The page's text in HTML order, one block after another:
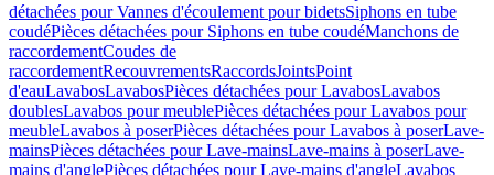
détachées pour Vannes d'écoulement pour bidetsSiphons en tube
coudéPièces détachées pour Siphons en tube coudéManchons de
raccordementCoudes de
raccordementRecouvrementsRaccordsJointsPoint
d'eauLavabosLavabosPièces détachées pour LavabosLavabos
doublesLavabos pour meublePièces détachées pour Lavabos pour
meubleLavabos à poserPièces détachées pour Lavabos à poserLave-
mainsPièces détachées pour Lave-mainsLave-mains à poserLave-
mains d'anglePièces détachées pour Lave-mains d'angleLavabos